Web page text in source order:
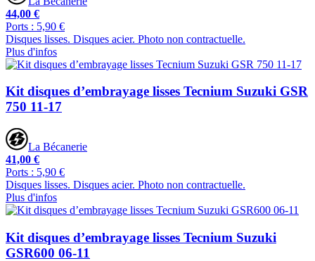
44,00 €
Ports : 5,90 €
Disques lisses. Disques acier. Photo non contractuelle.
Plus d'infos
Kit disques d’embrayage lisses Tecnium Suzuki GSR
750 11-17
La Bécanerie
41,00 €
Ports : 5,90 €
Disques lisses. Disques acier. Photo non contractuelle.
Plus d'infos
Kit disques d’embrayage lisses Tecnium Suzuki
GSR600 06-11